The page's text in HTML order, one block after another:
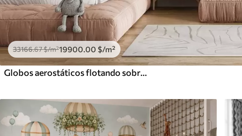
33166.67$/m²19900.00 $/m²
Globos aerostáticos flotando sobre las montañas en tonos pastel neutros y suaves